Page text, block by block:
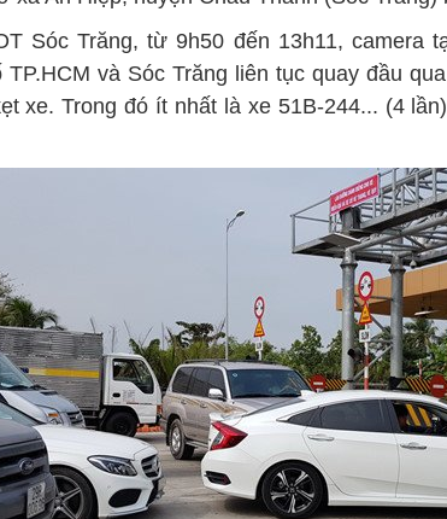
Sóc Trăng, từ 9h50 đến 13h11, camera
TP.HCM và Sóc Trăng liên tục quay đầu
xe. Trong đó ít nhất là xe 51B-244... (4